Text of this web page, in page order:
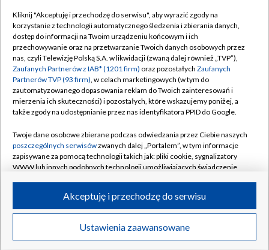
TVP
Abonament TVP
Emisja w TVP
Centrum informacji TVP
Naziemna Telewizja Cyfrowa
Rada Programowa
System NOS
Informacje o nadawcy
Program dla prasy
Ogłoszenie przetargowe
Regulamin TVP
Polityka prywatności
Moje zgody
Pomoc
Kontakt
Kanały
©2026 Telewizja Polska S.A. w likwidacji
Kliknij "Akceptuję i przechodzę do serwisu", aby wyrazić zgody na
korzystanie z technologii automatycznego śledzenia i zbierania danych,
dostęp do informacji na Twoim urządzeniu końcowym i ich
przechowywanie oraz na przetwarzanie Twoich danych osobowych przez
nas, czyli Telewizję Polską S.A. w likwidacji (zwaną dalej również „TVP”),
Zaufanych Partnerów z IAB* (1201 firm) oraz pozostałych Zaufanych
Partnerów TVP (93 firm), w celach marketingowych (w tym do
zautomatyzowanego dopasowania reklam do Twoich zainteresowań i
mierzenia ich skuteczności) i pozostałych, które wskazujemy poniżej, a
także zgody na udostępnianie przez nas identyfikatora PPID do Google.
Twoje dane osobowe zbierane podczas odwiedzania przez Ciebie naszych
poszczególnych serwisówzwanych dalej „Portalem”, w tym informacje
zapisywane za pomocą technologii takich jak: pliki cookie, sygnalizatory
WWW lub innych podobnych technologii umożliwiających świadczenie
ruchu w Internecie.
Twoje dane osobowe zbierane podczas odwiedzania przez Ciebie
poszczególnych serwisówna Portalu, takie jak adresy IP, identyfikatory
Ustawienia zaawansowane
Akceptuję i przechodzę do serwisu